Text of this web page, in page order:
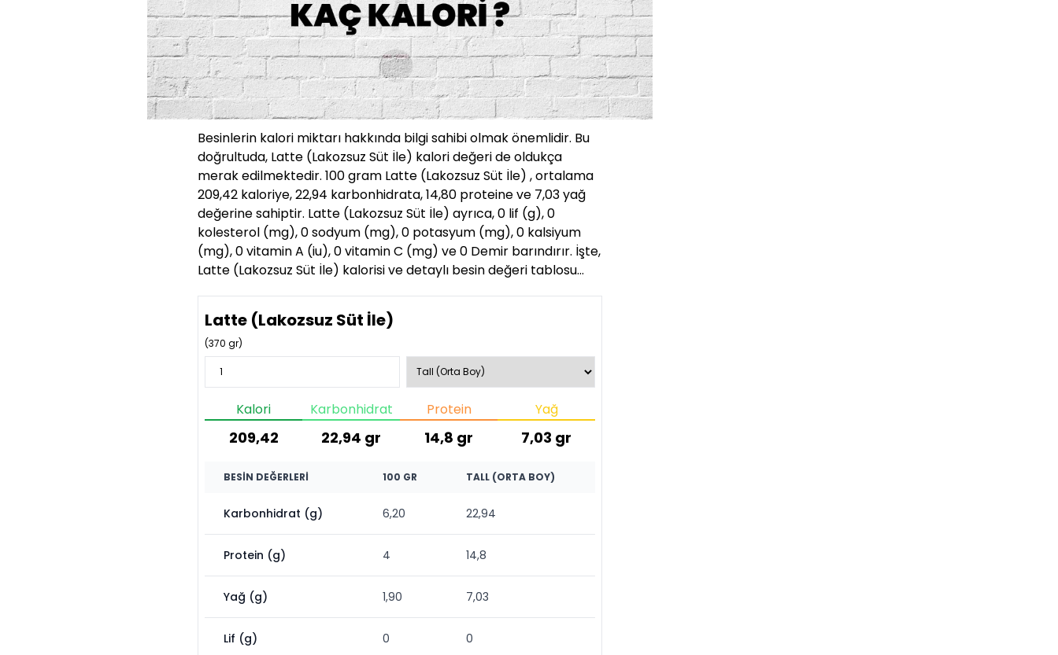
Besinlerin kalori miktarı hakkında bilgi sahibi olmak önemlidir. Bu
doğrultuda, Latte (Lakozsuz Süt İle) kalori değeri de oldukça
merak edilmektedir. 100 gram Latte (Lakozsuz Süt İle) , ortalama
209,42 kaloriye, 22,94 karbonhidrata, 14,80 proteine ve 7,03 yağ
değerine sahiptir. Latte (Lakozsuz Süt İle) ayrıca, 0 lif (g), 0
kolesterol (mg), 0 sodyum (mg), 0 potasyum (mg), 0 kalsiyum
(mg), 0 vitamin A (iu), 0 vitamin C (mg) ve 0 Demir barındırır. İşte,
Latte (Lakozsuz Süt İle) kalorisi ve detaylı besin değeri tablosu…
Latte (Lakozsuz Süt İle)
(370 gr)
Kalori
209,42
Karbonhidrat
22,94 gr
Protein
14,8 gr
Yağ
7,03 gr
BESIN DEĞERLERI 100 GR TALL (ORTA BOY)
Karbonhidrat (g) 6,20 22,94
Protein (g) 4 14,8
Yağ (g) 1,90 7,03
Lif (g) 0 0